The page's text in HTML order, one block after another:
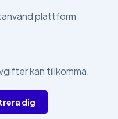
plattform
kan tillkomma.
dig